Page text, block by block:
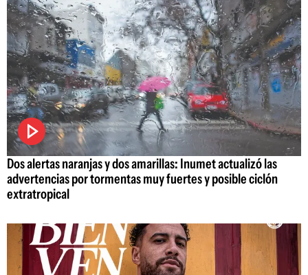
Dos alertas naranjas y dos amarillas: Inumet actualizó las
advertencias por tormentas muy fuertes y posible ciclón
extratropical